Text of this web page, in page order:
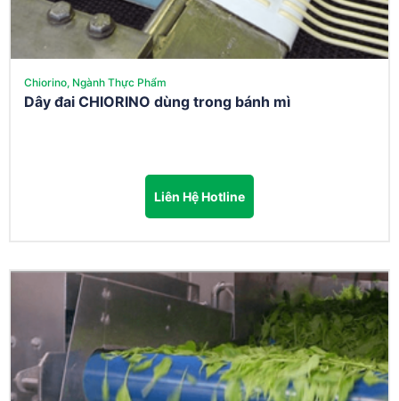
Chiorino, Ngành Thực Phẩm
Dây đai CHIORINO dùng trong bánh mì
Liên Hệ Hotline